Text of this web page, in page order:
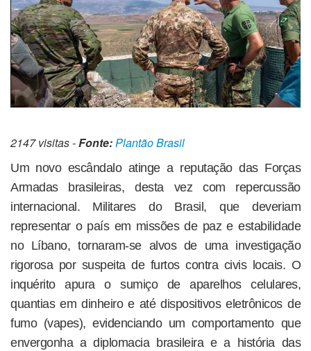
2147 visitas -Fonte:Plantão Brasil
Um novo escândalo atinge a reputação das Forças
Armadas brasileiras, desta vez com repercussão
internacional. Militares do Brasil, que deveriam
representar o país em missões de paz e estabilidade
no Líbano, tornaram-se alvos de uma investigação
rigorosa por suspeita de furtos contra civis locais. O
inquérito apura o sumiço de aparelhos celulares,
quantias em dinheiro e até dispositivos eletrônicos de
fumo (vapes), evidenciando um comportamento que
envergonha a diplomacia brasileira e a história das